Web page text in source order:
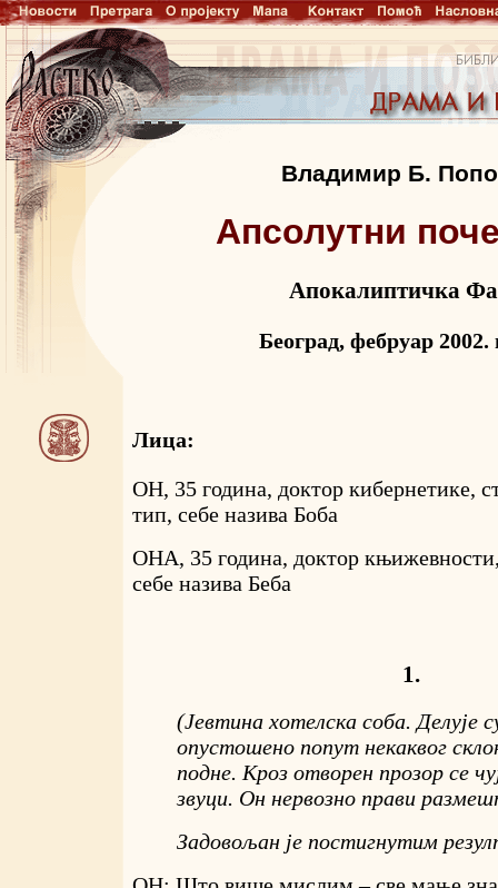
Владимир Б.
Апсолутни
Апокалиптичка
Београд, фебруар 2002.
Лица:
ОН, 35 година, доктор кибернетике,
тип, себе назива Боба
ОНА, 35 година, доктор
себе назива Беба
1.
(Јевтина хотелска соба. Делује
опустошено попут некаквог
подне. Кроз отворен прозор се
звуци. Он нервозно прави
Задовољан је постигнутим